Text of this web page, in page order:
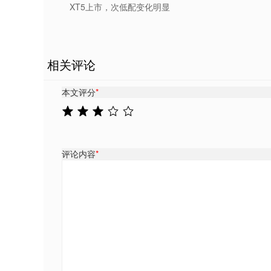
XT5上市，次低配变化明显
相关评论
本文评分*
评论内容*